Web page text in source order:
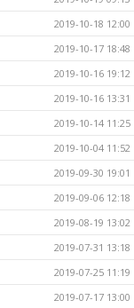
2019-10-18 12:00
2019-10-17 18:48
2019-10-16 19:12
2019-10-16 13:31
2019-10-14 11:25
2019-10-04 11:52
2019-09-30 19:01
2019-09-06 12:18
2019-08-19 13:02
2019-07-31 13:18
2019-07-25 11:19
2019-07-17 13:00